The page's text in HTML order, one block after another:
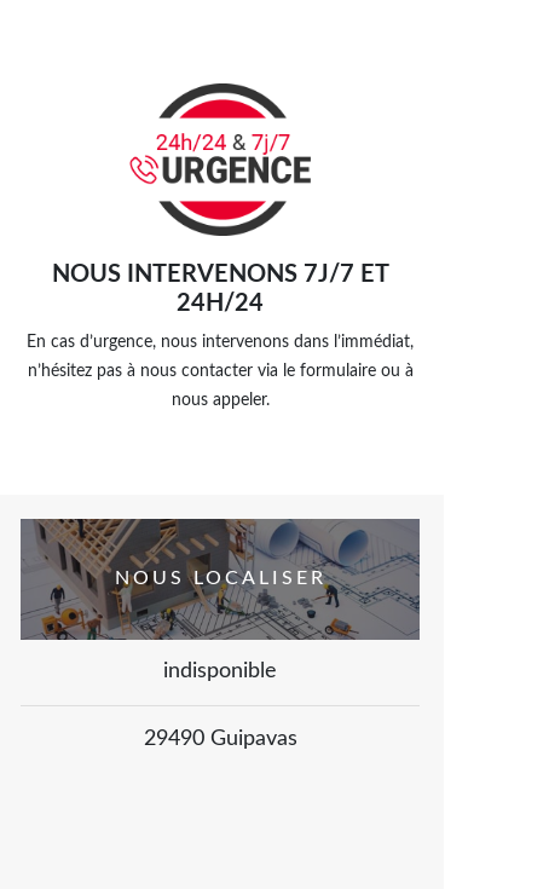
NOUS INTERVENONS 7J/7 ET
24H/24
En cas d’urgence, nous intervenons dans l’immédiat,
n’hésitez pas à nous contacter via le formulaire ou à
nous appeler.
NOUS LOCALISER
indisponible
29490 Guipavas